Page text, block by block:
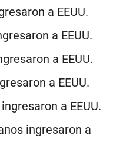
a EEUU.
a EEUU.
a EEUU.
a EEUU.
a EEUU.
ingresaron a